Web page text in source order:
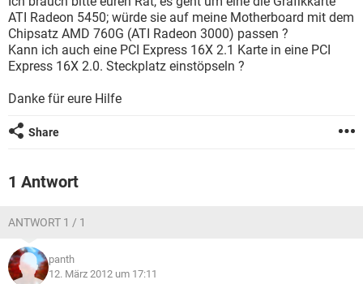
FACEBOOK HARDWARE
WHATSAPP TIKTOK
FACEBOOK HARDWARE
ATI Radeon 5450; würde sie auf meine Motherboard mit dem
Chipsatz AMD 760G (ATI Radeon 3000) passen ?
Kann ich auch eine PCI Express 16X 2.1 Karte in eine PCI
Express 16X 2.0. Steckplatz einstöpseln ?
Danke für eure Hilfe
Share
1 Antwort
ANTWORT 1 / 1
panth
12. März 2012 um 17:11